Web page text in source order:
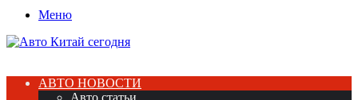
Меню
АВТО НОВОСТИ
Авто статьи